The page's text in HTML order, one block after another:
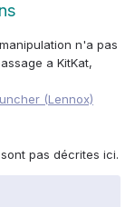
n'a pas
a KitKat,
(Lennox)
sont pas décrites ici.